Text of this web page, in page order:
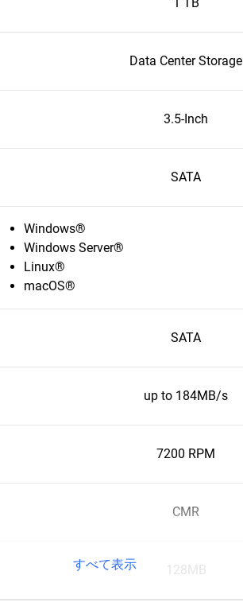
Data Center Storage
3.5-Inch
SATA
Windows®
Windows Server®
Linux®
macOS®
SATA
up to 184MB/s
7200 RPM
CMR
128MB
すべて表示